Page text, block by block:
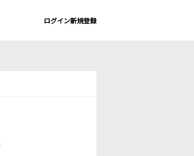
ログイン新規登録